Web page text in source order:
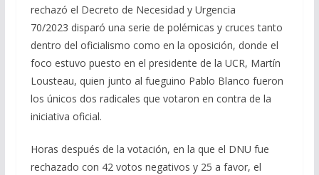
rechazó el Decreto de Necesidad y Urgencia
70/2023 disparó una serie de polémicas y cruces tanto
dentro del oficialismo como en la oposición, donde el
foco estuvo puesto en el presidente de la UCR, Martín
Lousteau, quien junto al fueguino Pablo Blanco fueron
los únicos dos radicales que votaron en contra de la
iniciativa oficial.
Horas después de la votación, en la que el DNU fue
rechazado con 42 votos negativos y 25 a favor, el